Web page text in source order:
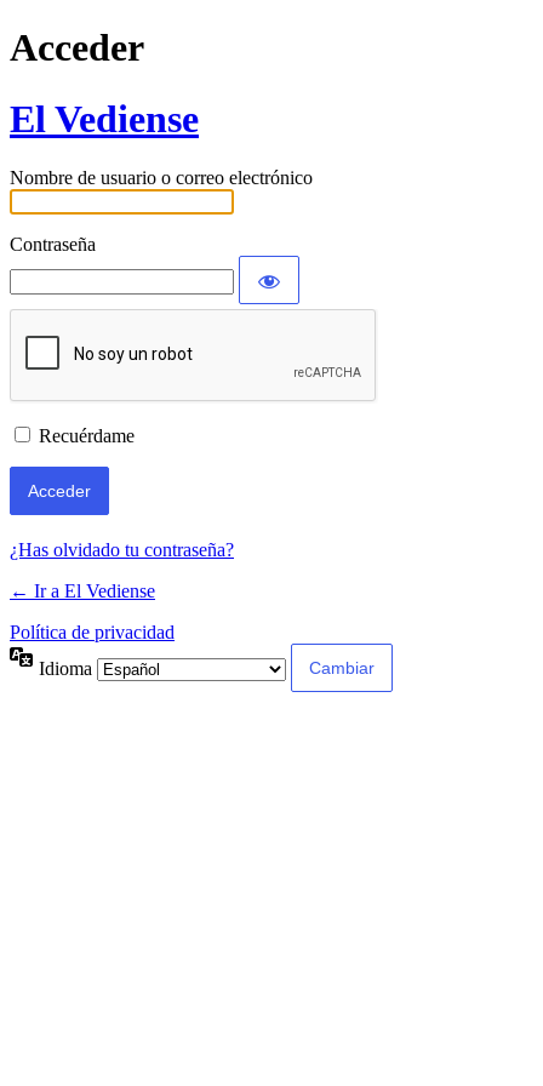
Acceder
El Vediense
Nombre de usuario o correo electrónico
Contraseña
Recuérdame
¿Has olvidado tu contraseña?
← Ir a El Vediense
Política de privacidad
Idioma